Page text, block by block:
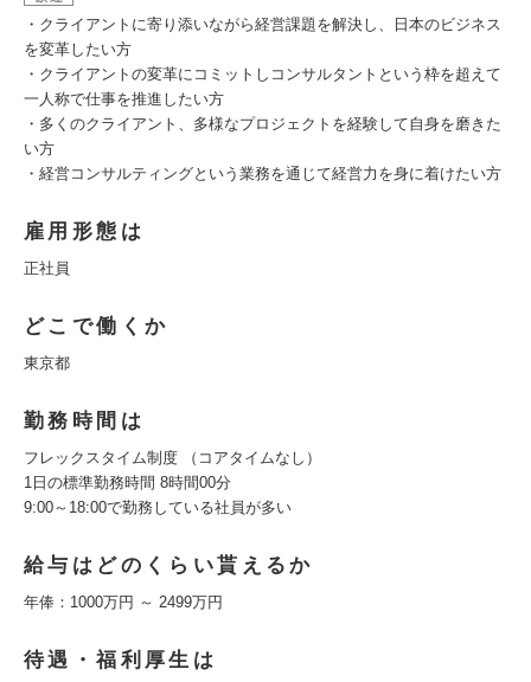
・クライアントに寄り添いながら経営課題を解決し、日本のビジネス
を変革したい方
・クライアントの変革にコミットしコンサルタントという枠を超えて
一人称で仕事を推進したい方
・多くのクライアント、多様なプロジェクトを経験して自身を磨きた
い方
・経営コンサルティングという業務を通じて経営力を身に着けたい方
雇用形態は
正社員
どこで働くか
東京都
勤務時間は
フレックスタイム制度 （コアタイムなし）
1日の標準勤務時間 8時間00分
9:00～18:00で勤務している社員が多い
給与はどのくらい貰えるか
年俸：1000万円 ～ 2499万円
待遇・福利厚生は